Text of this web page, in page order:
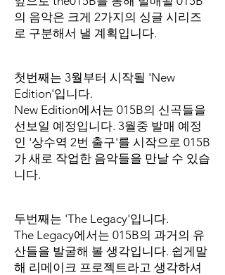
의 음악은 크게 2가지의 싱글 시리즈
로 구분해서 낼 계획입니다.
첫번째는 3월부터 시작될 'New
Edition'입니다.
New Edition에서는 015B의 신곡들을
선보일 예정입니다. 3월중 발매 예정
인 '상수역 2번 출구'를 시작으로 015B
가 새로 작업한 음악들을 만날 수 있습
니다.
두번째는 'The Legacy'입니다.
The Legacy에서는 015B의 과거의 유
산들을 발굴해 볼 생각입니다. 쉽게말
해 리메이크 프로젝트라고 생각하셔